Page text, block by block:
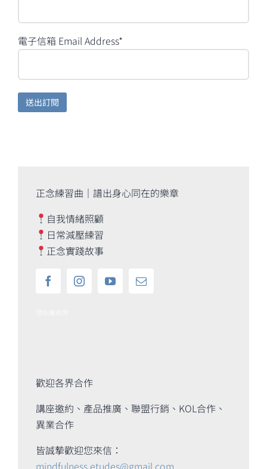
電子信箱 Email Address*
正念練習曲｜譜出身心同在的樂章
自我情緒照顧
日常減壓練習
正念實踐故事
歡迎各界合作
講座邀約、產品推廣、聯盟行銷、KOL合作、
異業合作
皆誠摯歡迎您來信：
mindfulness.etudes@gmail.com